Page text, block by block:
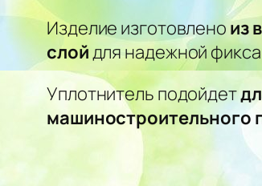
Изделие изготовлено из
слойдля надежной
Уплотнитель подойдет
машиностроительного